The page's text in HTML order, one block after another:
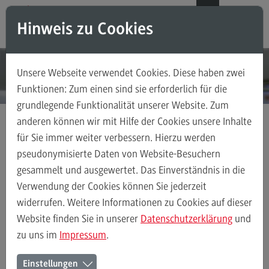
Direkt zum Inhalt
Direkt zum Hauptmenu
Direkt zum Footer
Modul-O-Mat
Masterstudiengänge
Accounting, Controlling, Taxation
Accounting, Controlling, Taxation
Modulangebot
Berufsperspektiven
Kontakt
Advanced Practice in Healthcare
Advanced Practice in Healthcare
Rahmenbedingungen
Masterstudiengänge Wirtschaftsinformatik
Modulangebot
Data Science
Data Science *
Hinweis zu Cookies
Unsere Webseite verwendet Cookies. Diese haben zwei
Funktionen: Zum einen sind sie erforderlich für die
grundlegende Funktionalität unserer Website. Zum
anderen können wir mit Hilfe der Cookies unsere Inhalte
für Sie immer weiter verbessern. Hierzu werden
pseudonymisierte Daten von Website-Besuchern
gesammelt und ausgewertet. Das Einverständnis in die
Verwendung der Cookies können Sie jederzeit
widerrufen. Weitere Informationen zu Cookies auf dieser
Website finden Sie in unserer Datenschutzerklärung und
zu uns im Impressum.
Einstellungen